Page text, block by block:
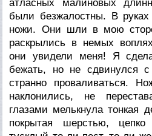
атласных малиновых
были безжалостны. В
ножи. Они шли в мою
раскрылись в немых
ониувидели меня! Я
бежать, но не сдвинулся
странно проваливаться.
наклонились, не
глазами мелькнула тонкая
покрытая шерстью,